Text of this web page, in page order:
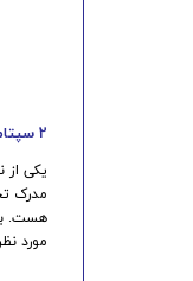
2 سپتامبر 2020
یکی از
مدرک
هست.
مورد